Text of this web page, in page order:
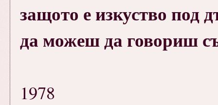
защото е изкуство под
да можеш да говориш
1978